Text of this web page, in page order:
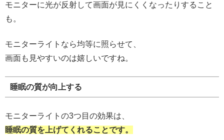
モニターに光が反射して画面が見にくくなったりすること
も。
モニターライトなら均等に照らせて、
画面も見やすいのは嬉しいですね。
睡眠の質が向上する
モニターライトの3つ目の効果は、
睡眠の質を上げてくれることです。